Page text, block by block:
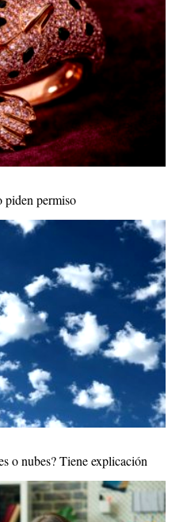
piden permiso
o nubes? Tiene explicación